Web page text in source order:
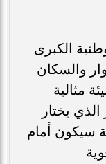
الكبرى
والسكان
مثالية
الذي يختار
سيكون أمام